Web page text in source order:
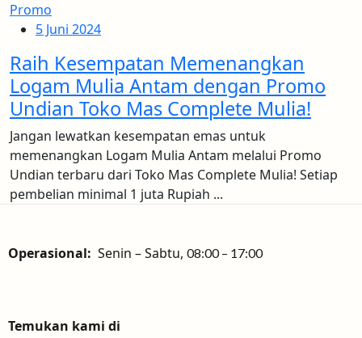
Promo
5 Juni 2024
Raih Kesempatan Memenangkan
Logam Mulia Antam dengan Promo
Undian Toko Mas Complete Mulia!
Jangan lewatkan kesempatan emas untuk
memenangkan Logam Mulia Antam melalui Promo
Undian terbaru dari Toko Mas Complete Mulia! Setiap
pembelian minimal 1 juta Rupiah ...
Operasional: Senin – Sabtu, 08:00 – 17:00
Temukan kami di